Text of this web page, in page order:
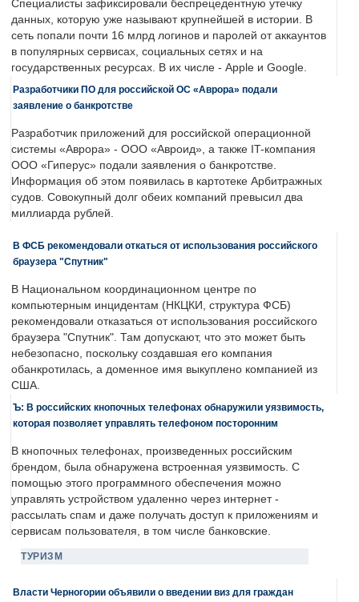
Специалисты зафиксировали беспрецедентную утечку
данных, которую уже называют крупнейшей в истории. В
сеть попали почти 16 млрд логинов и паролей от аккаунтов
в популярных сервисах, социальных сетях и на
государственных ресурсах. В их числе - Apple и Google.
Разработчики ПО для российской ОС «Аврора» подали
заявление о банкротстве
Разработчик приложений для российской операционной
системы «Аврора» - ООО «Авроид», а также IT-компания
ООО «Гиперус» подали заявления о банкротстве.
Информация об этом появилась в картотеке Арбитражных
судов. Совокупный долг обеих компаний превысил два
миллиарда рублей.
В ФСБ рекомендовали откаться от использования российского
браузера "Спутник"
В Национальном координационном центре по
компьютерным инцидентам (НКЦКИ, структура ФСБ)
рекомендовали отказаться от использования российского
браузера "Спутник". Там допускают, что это может быть
небезопасно, поскольку создавшая его компания
обанкротилась, а доменное имя выкуплено компанией из
США.
Ъ: В российских кнопочных телефонах обнаружили уязвимость,
которая позволяет управлять телефоном посторонним
В кнопочных телефонах, произведенных российским
брендом, была обнаружена встроенная уязвимость. С
помощью этого программного обеспечения можно
управлять устройством удаленно через интернет -
рассылать спам и даже получать доступ к приложениям и
сервисам пользователя, в том числе банковские.
ТУРИЗМ
Власти Черногории объявили о введении виз для граждан